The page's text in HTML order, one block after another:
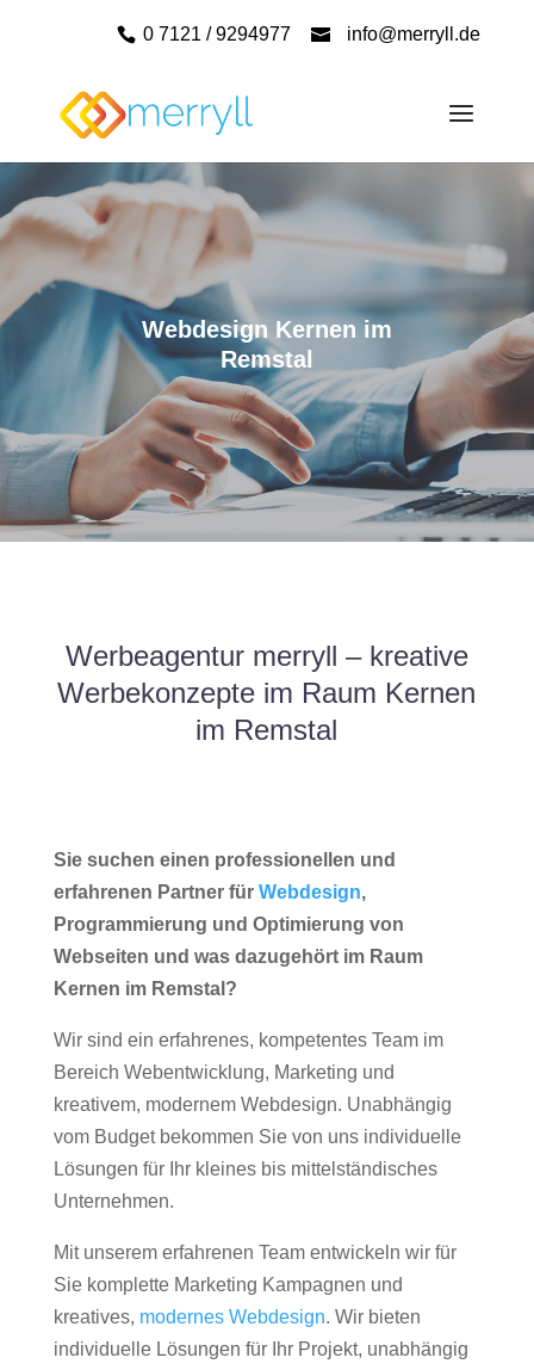
0 7121 / 9294977 info@merryll.de
Webdesign Kernen im
Remstal
Werbeagentur merryll – kreative
Werbekonzepte im Raum Kernen
im Remstal
Sie suchen einen professionellen und
erfahrenen Partner für Webdesign,
Programmierung und Optimierung von
Webseiten und was dazugehört im Raum
Kernen im Remstal?
Wir sind ein erfahrenes, kompetentes Team im
Bereich Webentwicklung, Marketing und
kreativem, modernem Webdesign. Unabhängig
vom Budget bekommen Sie von uns individuelle
Lösungen für Ihr kleines bis mittelständisches
Unternehmen.
Mit unserem erfahrenen Team entwickeln wir für
Sie komplette Marketing Kampagnen und
kreatives, modernes Webdesign. Wir bieten
individuelle Lösungen für Ihr Projekt, unabhängig